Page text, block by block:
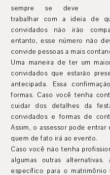
sempre se deve
trabalhar com a ideia de
convidados não irão
entanto, esse número não
convide pessoas a mais
Uma maneira de ter um
convidados que estarão
antecipada. Essa
formas. Caso você tenha
cuidar dos detalhes da
convidados e formas de
Assim, o assessor pode
quem de fato irá ao evento.
Caso você não tenha
algumas outras
específico para o